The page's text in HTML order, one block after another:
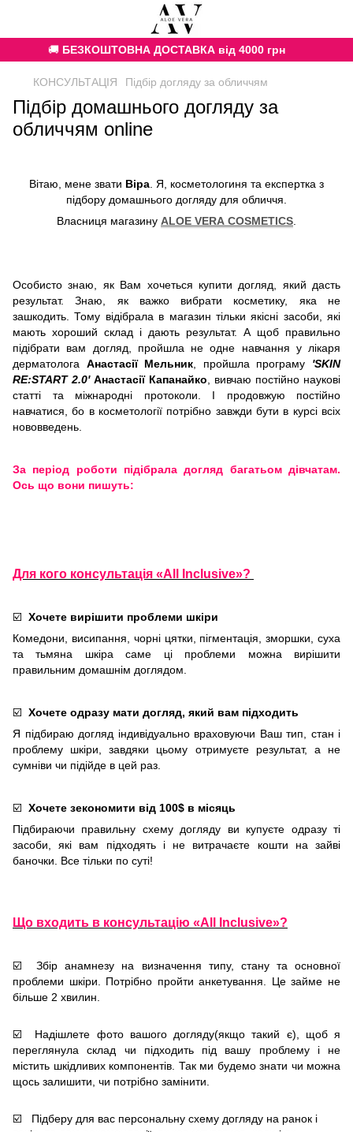
🚚 БЕЗКОШТОВНА ДОСТАВКА від 4000 грн
КОНСУЛЬТАЦІЯ Підбір догляду за обличчям
Підбір домашнього догляду за
обличчям online
Вітаю, мене звати Віра . Я, косметологиня та експертка з
підбору домашнього догляду для обличчя.
Власниця магазину ALOE VERA COSMETICS
Особисто знаю, як Вам хочеться купити догляд, який дасть
результат. Знаю, як важко вибрати косметику, яка не
зашкодить. Тому відібрала в магазин тільки якісні засоби, які
мають хороший склад і дають результат. А щоб правильно
підібрати вам догляд, пройшла не одне навчання у лікаря
дерматолога Анастасії Мельник , пройшла програму 'SKIN
RE:START 2.0' Анастасії Капанайко , вивчаю постійно наукові
статті та міжнародні протоколи. І продовжую постійно
навчатися, бо в косметології потрібно завжди бути в курсі всіх
нововведень.
За період роботи підібрала догляд багатьом дівчатам.
Ось що вони пишуть:
Для кого консультація «All Inclusive»?
☑️ Хочете вирішити проблеми шкіри
Комедони, висипання, чорні цятки, пігментація, зморшки, суха
та тьмяна шкіра саме ці проблеми можна вирішити
правильним домашнім доглядом.
☑️ Хочете одразу мати догляд, який вам підходить
Я підбираю догляд індивідуально враховуючи Ваш тип, стан і
проблему шкіри, завдяки цьому отримуєте результат, а не
сумніви чи підійде в цей раз.
☑️ Хочете зекономити від 100$ в місяць
Підбираючи правильну схему догляду ви купуєте одразу ті
засоби, які вам підходять і не витрачаєте кошти на зайві
баночки. Все тільки по суті!
Що входить в консультацію «All Inclusive»?
☑️ Збір анамнезу на визначення типу, стану та основної
проблеми шкіри. Потрібно пройти анкетування. Це займе не
більше 2 хвилин.
☑️ Надішлете фото вашого догляду(якщо такий є), щоб я
переглянула склад чи підходить під вашу проблему і не
містить шкідливих компонентів. Так ми будемо знати чи можна
щось залишити, чи потрібно замінити.
☑️ Підберу для вас персональну схему догляду на ранок і